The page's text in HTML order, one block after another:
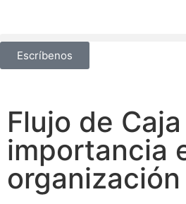
Escríbenos
Flujo de
importancia
organización